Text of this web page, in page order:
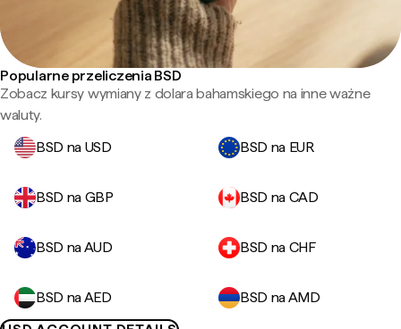
Popularne przeliczenia BSD
Zobacz kursy wymiany z dolara bahamskiego na inne ważne
waluty.
BSD na USD
BSD na EUR
BSD na GBP BSD na CAD
BSD na AUD BSD na CHF
BSD na AED
BSD na AMD